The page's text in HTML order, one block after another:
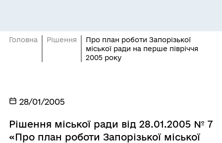
Головна Рішення
Про план роботи Запорізької
міської ради на перше півріччя
2005 року
28/01/2005
Рішення міської ради від 28.01.2005 № 7
«Про план роботи Запорізької міської